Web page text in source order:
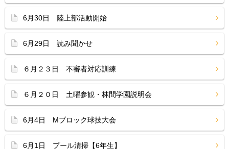
6月30日 陸上部活動開始
6月29日 読み聞かせ
６月２３日 不審者対応訓練
６月２０日 土曜参観・林間学園説明会
6月4日 Mブロック球技大会
6月1日 プール清掃【6年生】